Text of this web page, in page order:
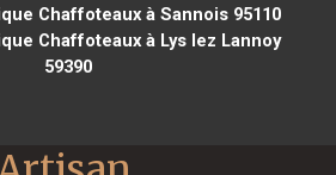
Chaffoteaux à Sannois 95110
Chaffoteaux à Lys lez Lannoy
59390